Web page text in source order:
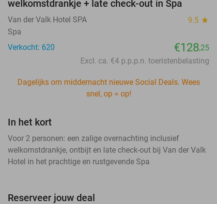
welkomstdrankje + late check-out in Spa
Van der Valk Hotel SPA 9.5 star
Spa
Verkocht: 620
€128,25
Excl. ca. €4 p.p.p.n. toeristenbelasting
Dagelijks om middernacht nieuwe Social Deals. Wees
snel, op = op!
In het kort
Voor 2 personen: een zalige overnachting inclusief
welkomstdrankje, ontbijt en late check-out bij Van der Valk
Hotel in het prachtige en rustgevende Spa
Reserveer jouw deal